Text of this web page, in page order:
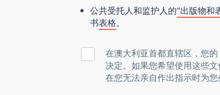
公共受托人和监护人的"出版物和
书表格。
在澳大利亚首都直辖区，您
决定。如果您希望使用这些
在您无法亲自作出指示时为您